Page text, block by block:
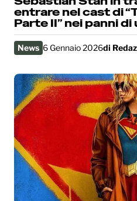
entrare nel cast di
Parte II” nei panni di
News 6 Gennaio 2026di